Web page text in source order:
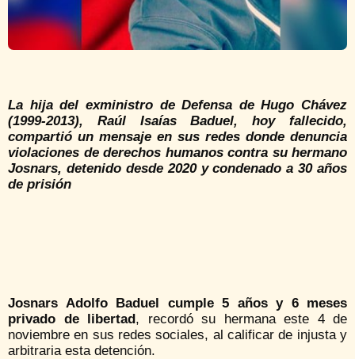
La hija del exministro de Defensa de Hugo Chávez
(1999-2013), Raúl Isaías Baduel, hoy fallecido,
compartió un mensaje en sus redes donde denuncia
violaciones de derechos humanos contra su hermano
Josnars, detenido desde 2020 y condenado a 30 años
de prisión
Josnars Adolfo Baduel cumple 5 años y 6 meses
privado de libertad, recordó su hermana este 4 de
noviembre en sus redes sociales, al calificar de injusta y
arbitraria esta detención.